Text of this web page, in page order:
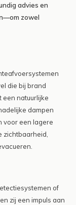
advies en
zowel
die bij brand
een natuurlijke
dampen
voor een lagere
zichtbaarheid,
of
zij een impuls aan